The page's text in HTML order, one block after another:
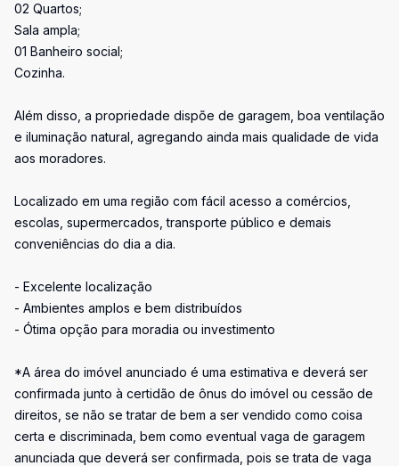
02 Quartos;
Sala ampla;
01 Banheiro social;
Cozinha.
Além disso, a propriedade dispõe de garagem, boa ventilação
e iluminação natural, agregando ainda mais qualidade de vida
aos moradores.
Localizado em uma região com fácil acesso a comércios,
escolas, supermercados, transporte público e demais
conveniências do dia a dia.
- Excelente localização
- Ambientes amplos e bem distribuídos
- Ótima opção para moradia ou investimento
*A área do imóvel anunciado é uma estimativa e deverá ser
confirmada junto à certidão de ônus do imóvel ou cessão de
direitos, se não se tratar de bem a ser vendido como coisa
certa e discriminada, bem como eventual vaga de garagem
anunciada que deverá ser confirmada, pois se trata de vaga